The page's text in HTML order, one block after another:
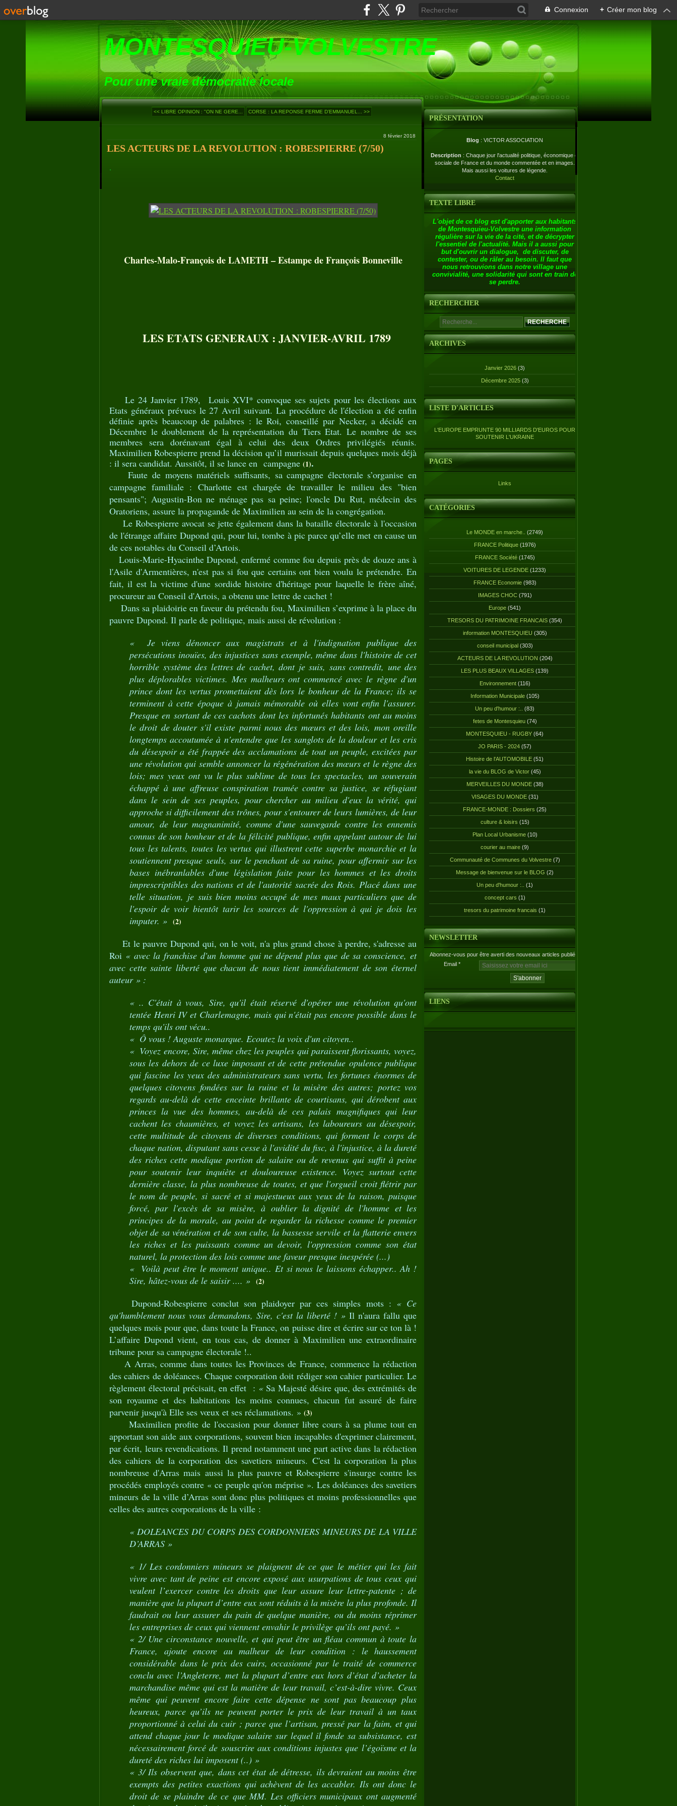
Connexion + Créer mon blog
MONTESQUIEU-VOLVESTRE
Pour une vraie démocratie locale
<< LIBRE OPINION : "ON NE GERE... CORSE : LA REPONSE FERME D’EMMANUEL... >>
8 février 2018
LES ACTEURS DE LA REVOLUTION : ROBESPIERRE (7/50)
.
Charles-Malo-François de LAMETH – Estampe de François Bonneville
LES ETATS GENERAUX : JANVIER-AVRIL 1789
Le 24 Janvier 1789, Louis XVI* convoque ses sujets pour les élections aux
Etats généraux prévues le 27 Avril suivant. La procédure de l'élection a été enfin
définie après beaucoup de palabres : le Roi, conseillé par Necker, a décidé en
Décembre le doublement de la représentation du Tiers Etat. Le nombre de ses
membres sera dorénavant égal à celui des deux Ordres privilégiés réunis.
Maximilien Robespierre prend la décision qu’il murissait depuis quelques mois déjà
: il sera candidat. Aussitôt, il se lance en campagne (1).
Faute de moyens matériels suffisants, sa campagne électorale s’organise en
campagne familiale : Charlotte est chargée de travailler le milieu des "bien
pensants"; Augustin-Bon ne ménage pas sa peine; l'oncle Du Rut, médecin des
Oratoriens, assure la propagande de Maximilien au sein de la congrégation.
Le Robespierre avocat se jette également dans la bataille électorale à l'occasion
de l'étrange affaire Dupond qui, pour lui, tombe à pic parce qu’elle met en cause un
de ces notables du Conseil d’Artois.
Louis-Marie-Hyacinthe Dupond, enfermé comme fou depuis près de douze ans à
l'Asile d'Armentières, n'est pas si fou que certains ont bien voulu le prétendre. En
fait, il est la victime d'une sordide histoire d'héritage pour laquelle le frère aîné,
procureur au Conseil d'Artois, a obtenu une lettre de cachet !
Dans sa plaidoirie en faveur du prétendu fou, Maximilien s’exprime à la place du
pauvre Dupond. Il parle de politique, mais aussi de révolution :
« Je viens dénoncer aux magistrats et à l'indignation publique des
persécutions inouïes, des injustices sans exemple, même dans l'histoire de cet
horrible système des lettres de cachet, dont je suis, sans contredit, une des
plus déplorables victimes. Mes malheurs ont commencé avec le règne d'un
prince dont les vertus promettaient dès lors le bonheur de la France; ils se
terminent à cette époque à jamais mémorable où elles vont enfin l'assurer.
Presque en sortant de ces cachots dont les infortunés habitants ont au moins
le droit de douter s'il existe parmi nous des mœurs et des lois, mon oreille
longtemps accoutumée à n'entendre que les sanglots de la douleur et les cris
du désespoir a été frappée des acclamations de tout un peuple, excitées par
une révolution qui semble annoncer la régénération des mœurs et le règne des
lois; mes yeux ont vu le plus sublime de tous les spectacles, un souverain
échappé à une affreuse conspiration tramée contre sa justice, se réfugiant
dans le sein de ses peuples, pour chercher au milieu d'eux la vérité, qui
approche si difficilement des trônes, pour s'entourer de leurs lumières, de leur
amour, de leur magnanimité, comme d'une sauvegarde contre les ennemis
connus de son bonheur et de la félicité publique, enfin appelant autour de lui
tous les talents, toutes les vertus qui illustrent cette superbe monarchie et la
soutiennent presque seuls, sur le penchant de sa ruine, pour affermir sur les
bases inébranlables d'une législation faite pour les hommes et les droits
imprescriptibles des nations et de l'autorité sacrée des Rois. Placé dans une
telle situation, je suis bien moins occupé de mes maux particuliers que de
l'espoir de voir bientôt tarir les sources de l'oppression à qui je dois les
imputer. » (2)
Et le pauvre Dupond qui, on le voit, n'a plus grand chose à perdre, s'adresse au
Roi « avec la franchise d'un homme qui ne dépend plus que de sa conscience, et
avec cette sainte liberté que chacun de nous tient immédiatement de son éternel
auteur » :
« .. C'était à vous, Sire, qu'il était réservé d'opérer une révolution qu'ont
tentée Henri IV et Charlemagne, mais qui n'était pas encore possible dans le
temps qu'ils ont vécu..
« Ô vous ! Auguste monarque. Ecoutez la voix d'un citoyen..
« Voyez encore, Sire, même chez les peuples qui paraissent florissants, voyez,
sous les dehors de ce luxe imposant et de cette prétendue opulence publique
qui fascine les yeux des administrateurs sans vertu, les fortunes énormes de
quelques citoyens fondées sur la ruine et la misère des autres; portez vos
regards au-delà de cette enceinte brillante de courtisans, qui dérobent aux
princes la vue des hommes, au-delà de ces palais magnifiques qui leur
cachent les chaumières, et voyez les artisans, les laboureurs au désespoir,
cette multitude de citoyens de diverses conditions, qui forment le corps de
chaque nation, disputant sans cesse à l'avidité du fisc, à l'injustice, à la dureté
des riches cette modique portion de salaire ou de revenus qui suffit à peine
pour soutenir leur inquiète et douloureuse existence. Voyez surtout cette
dernière classe, la plus nombreuse de toutes, et que l'orgueil croit flétrir par
le nom de peuple, si sacré et si majestueux aux yeux de la raison, puisque
forcé, par l'excès de sa misère, à oublier la dignité de l'homme et les
principes de la morale, au point de regarder la richesse comme le premier
objet de sa vénération et de son culte, la bassesse servile et la flatterie envers
les riches et les puissants comme un devoir, l'oppression comme son état
naturel, la protection des lois comme une faveur presque inespérée (...)
« Voilà peut être le moment unique.. Et si nous le laissons échapper.. Ah !
Sire, hâtez-vous de le saisir .... » (2)
Dupond-Robespierre conclut son plaidoyer par ces simples mots : « Ce
qu'humblement nous vous demandons, Sire, c'est la liberté ! » Il n'aura fallu que
quelques mois pour que, dans toute la France, on puisse dire et écrire sur ce ton là !
L’affaire Dupond vient, en tous cas, de donner à Maximilien une extraordinaire
tribune pour sa campagne électorale !..
A Arras, comme dans toutes les Provinces de France, commence la rédaction
des cahiers de doléances. Chaque corporation doit rédiger son cahier particulier. Le
règlement électoral précisait, en effet : «Sa Majesté désire que, des extrémités de
son royaume et des habitations les moins connues, chacun fut assuré de faire
parvenir jusqu'à Elle ses vœux et ses réclamations. » (3)
Maximilien profite de l'occasion pour donner libre cours à sa plume tout en
apportant son aide aux corporations, souvent bien incapables d'exprimer clairement,
par écrit, leurs revendications. Il prend notamment une part active dans la rédaction
des cahiers de la corporation des savetiers mineurs. C'est la corporation la plus
nombreuse d'Arras mais aussi la plus pauvre et Robespierre s'insurge contre les
procédés employés contre « ce peuple qu'on méprise ». Les doléances des savetiers
mineurs de la ville d’Arras sont donc plus politiques et moins professionnelles que
celles des autres corporations de la ville :
« DOLEANCES DU CORPS DES CORDONNIERS MINEURS DE LA VILLE
D’ARRAS »
« 1/ Les cordonniers mineurs se plaignent de ce que le métier qui les fait
vivre avec tant de peine est encore exposé aux usurpations de tous ceux qui
veulent l’exercer contre les droits que leur assure leur lettre-patente ; de
manière que la plupart d’entre eux sont réduits à la misère la plus profonde. Il
faudrait ou leur assurer du pain de quelque manière, ou du moins réprimer
les entreprises de ceux qui viennent envahir le privilège qu’ils ont payé. »
« 2/ Une circonstance nouvelle, et qui peut être un fléau commun à toute la
France, ajoute encore au malheur de leur condition : le haussement
considérable dans le prix des cuirs, occasionné par le traité de commerce
conclu avec l’Angleterre, met la plupart d’entre eux hors d’état d’acheter la
marchandise même qui est la matière de leur travail, c’est-à-dire vivre. Ceux
même qui peuvent encore faire cette dépense ne sont pas beaucoup plus
heureux, parce qu’ils ne peuvent porter le prix de leur travail à un taux
proportionné à celui du cuir ; parce que l’artisan, pressé par la faim, et qui
attend chaque jour le modique salaire sur lequel il fonde sa subsistance, est
nécessairement forcé de souscrire aux conditions injustes que l’égoïsme et la
dureté des riches lui imposent (..) »
« 3/ Ils observent que, dans cet état de détresse, ils devraient au moins être
exempts des petites exactions qui achèvent de les accabler. Ils ont donc le
droit de se plaindre de ce que MM. Les officiers municipaux ont augmenté
PRÉSENTATION
Blog : VICTOR ASSOCIATION
Description : Chaque jour l'actualité politique, économique et
sociale de France et du monde commentée et en images.
Mais aussi les voitures de légende.
Contact
TEXTE LIBRE
L'objet de ce blog est d'apporter aux habitants
de Montesquieu-Volvestre une information
régulière sur la vie de la cité, et de décrypter
l'essentiel de l'actualité. Mais il a aussi pour
but d'ouvrir un dialogue, de discuter, de
contester, ou de râler au besoin. Il faut que
nous retrouvions dans notre village une
convivialité, une solidarité qui sont en train de
se perdre.
RECHERCHER
ARCHIVES
Janvier 2026 (3)
Décembre 2025 (3)
LISTE D'ARTICLES
L'EUROPE EMPRUNTE 90 MILLIARDS D'EUROS POUR
SOUTENIR L'UKRAINE
PAGES
Links
CATÉGORIES
Le MONDE en marche.. (2749)
FRANCE Politique(1976)
FRANCE Société(1745)
VOITURES DE LEGENDE (1233)
FRANCE Economie(983)
IMAGES CHOC(791)
Europe (541)
TRESORS DU PATRIMOINE FRANCAIS (354)
information MONTESQUIEU (305)
conseil municipal(303)
ACTEURS DE LA REVOLUTION (204)
LES PLUS BEAUX VILLAGES (139)
Environnement(116)
Information Municipale(105)
Un peu d'humour :.. (83)
fetes de Montesquieu(74)
MONTESQUIEU - RUGBY (64)
JO PARIS - 2024 (57)
Histoire de l'AUTOMOBILE (51)
la vie du BLOG de Victor(45)
MERVEILLES DU MONDE(38)
VISAGES DU MONDE(31)
FRANCE-MONDE : Dossiers (25)
culture & loisirs (15)
Plan Local Urbanisme(10)
courier au maire (9)
Communauté de Communes du Volvestre(7)
Message de bienvenue sur le BLOG (2)
Un peu d'humour :.. (1)
concept cars (1)
tresors du patrimoine francais (1)
NEWSLETTER
Abonnez-vous pour être averti des nouveaux articles publiés.
Email
LIENS